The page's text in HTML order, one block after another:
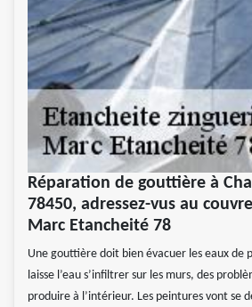
Réparation de gouttière à
78450, adressez-vus au
Marc Etancheité 78
Une gouttière doit bien évacuer les eaux de
laisse l’eau s’infiltrer sur les murs, des
produire à l’intérieur. Les peintures vont se